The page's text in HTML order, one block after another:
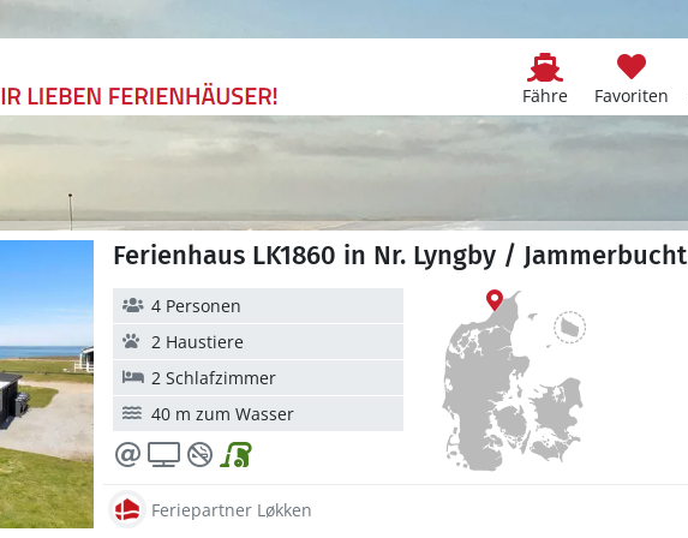
Fähre Favoriten
Ferienhaus LK1860 in Nr. Lyngby / Jammerbucht
4 Personen
2 Haustiere
2 Schlafzimmer
40 m zum Wasser
Feriepartner Løkken